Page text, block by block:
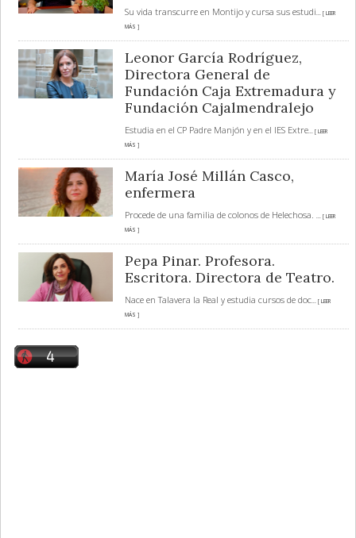
Su vida transcurre en Montijo y cursa sus estudi... [ LEER
MÁS ]
Leonor García Rodríguez,
Directora General de
Fundación Caja Extremadura y
Fundación Cajalmendralejo
Estudia en el CP Padre Manjón y en el IES Extre... [ LEER
MÁS ]
María José Millán Casco,
enfermera
Procede de una familia de colonos de Helechosa. ... [ LEER
MÁS ]
Pepa Pinar. Profesora.
Escritora. Directora de Teatro.
Nace en Talavera la Real y estudia cursos de doc... [ LEER
MÁS ]